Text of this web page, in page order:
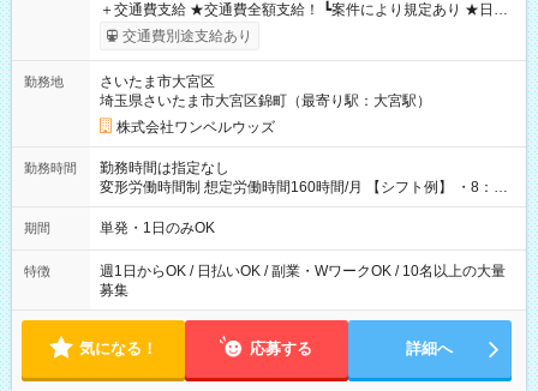
＋交通費支給 ★交通費全額支給！ ┗案件により規定あり ★日払
いOK！（規定あり） ┗働いたその日に現金GET♪ お仕事後はコ
ンビニATMから 日払い分を引き落とせます！ 【試用期間】試
交通費別途支給あり
勤務地
さいたま市大宮区
埼玉県さいたま市大宮区錦町（最寄り駅：大宮駅）
株式会社ワンベルウッズ
勤務時間
勤務時間は指定なし
変形労働時間制 想定労働時間160時間/月 【シフト例】 ・8：00
～21：00
期間 単発・1日のみOK
特徴
週1日からOK / 日払いOK / 副業・WワークOK / 10名以上の大量
募集
気になる！ 応募する 詳細へ